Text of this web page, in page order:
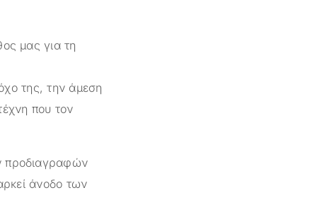
μας για τη
της, την άμεση
που τον
προδιαγραφών
άνοδο των